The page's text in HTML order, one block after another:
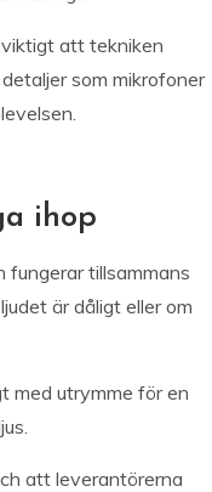
viktigt att tekniken
som mikrofoner
ihop
fungerar tillsammans
är dåligt eller om
med utrymme för en
att leverantörerna